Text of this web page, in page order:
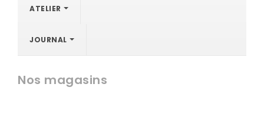
ATELIER
JOURNAL
Nos magasins